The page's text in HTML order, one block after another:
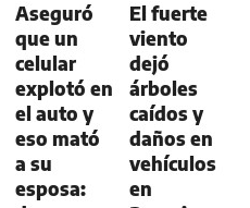
Aseguró
que un
celular
explotó en
el auto y
eso mató
a su
esposa:
El fuerte
viento
dejó
árboles
caídos y
daños en
vehículos
en